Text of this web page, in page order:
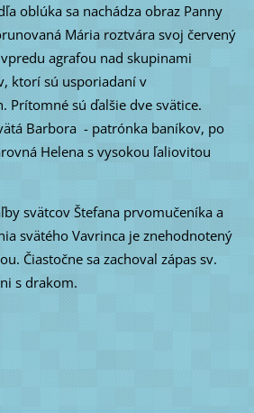
oblúka sa nachádza obraz Panny
Mária roztvára svoj červený
agrafou nad skupinami
ktorí sú usporiadaní v
Prítomné sú ďalšie dve svätice.
Barbora - patrónka baníkov, po
Helena s vysokou ľaliovitou
svätcov Štefana prvomučeníka a
svätého Vavrinca je znehodnotený
Čiastočne sa zachoval zápas sv.
s drakom.